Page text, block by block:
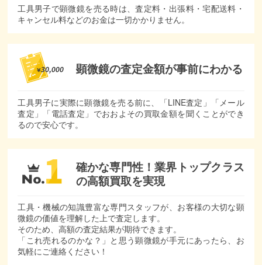
工具男子で顕微鏡を売る時は、査定料・出張料・宅配送料・
キャンセル料などのお金は一切かかりません。
顕微鏡の査定金額が事前にわかる
工具男子に実際に顕微鏡を売る前に、「LINE査定」「メール
査定」「電話査定」でおおよその買取金額を聞くことができ
るので安心です。
確かな専門性！業界トップクラス
の高額買取を実現
工具・機械の知識豊富な専門スタッフが、お客様の大切な顕
微鏡の価値を理解した上で査定します。
そのため、高額の査定結果が期待できます。
「これ売れるのかな？」と思う顕微鏡が手元にあったら、お
気軽にご連絡ください！